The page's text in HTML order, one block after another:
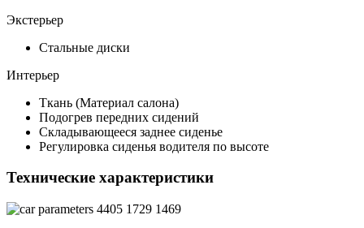
Экстерьер
Стальные диски
Интерьер
Ткань (Материал салона)
Подогрев передних сидений
Складывающееся заднее сиденье
Регулировка сиденья водителя по высоте
Технические характеристики
4405 1729 1469